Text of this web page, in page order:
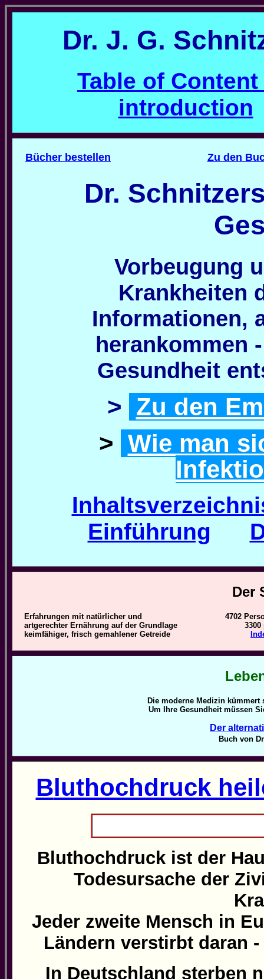
Dr. J. G.
Table of
introduction
Bücher bestellen Zu den
Dr.
Vorbeugung
Krankheiten
Informationen,
herankommen
Gesundheit
> Zu den
> Wie man
Einführung
Der
Erfahrungen mit natürlicher und
artgerechter Ernährung auf der Grundlage
keimfähiger, frisch gemahlener Getreide
4702
Die moderne Medizin
Um Ihre Gesundheit müssen
Der
Buch von
Bluthochdruck
Bluthochdruck ist der
Todesursache der
Jeder zweite Mensch in
Ländern verstirbt daran
In Deutschland sterben